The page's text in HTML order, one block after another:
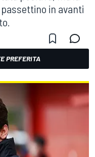
in avanti
PREFERITA